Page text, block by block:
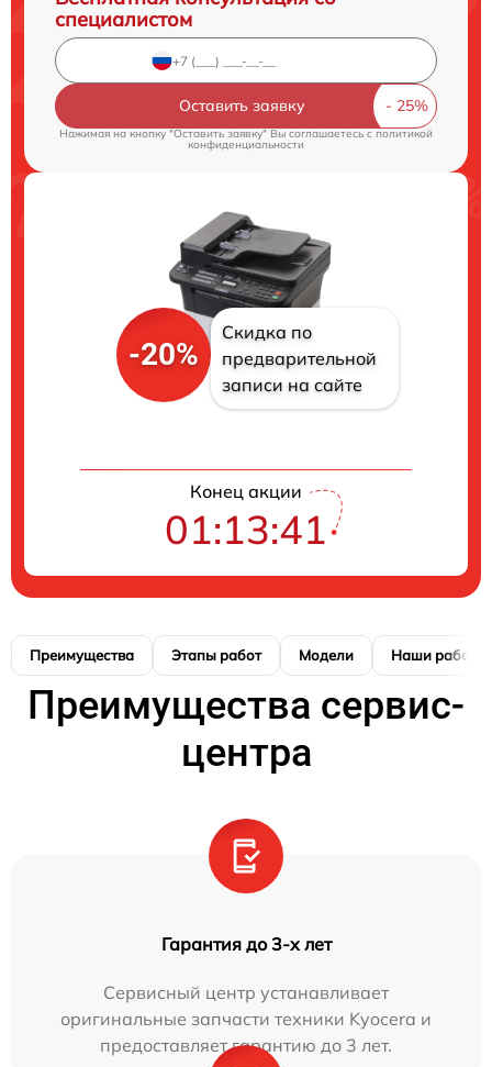
специалистом
Оставить заявку
Нажимая на кнопку "Оставить заявку" Вы соглашаетесь c политикой
конфиденциальности
-20%
Скидка по
предварительной
записи на сайте
Конец акции
01:13:40
Преимущества Этапы работ Модели Наши работы
Преимущества сервис-
центра
Гарантия до 3-х лет
Сервисный центр устанавливает
оригинальные запчасти техники Kyocera и
предоставляет гарантию до 3 лет.